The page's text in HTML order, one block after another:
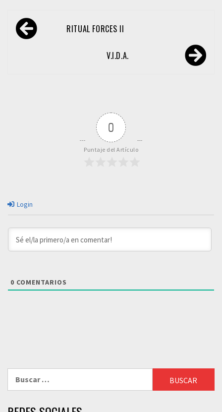
Navegación
de RITUAL FORCES II
V.I.D.A.
0
Puntaje del Artículo
Login
0 COMENTARIOS